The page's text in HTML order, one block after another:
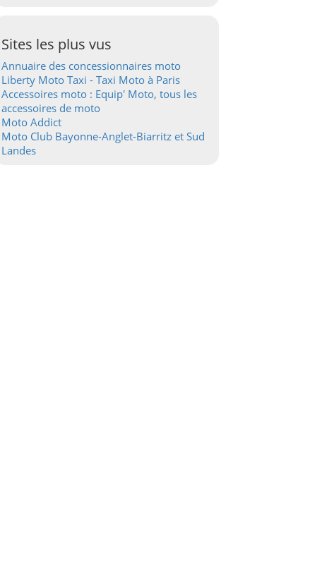
Sites les plus vus
Annuaire des concessionnaires moto
Liberty Moto Taxi - Taxi Moto à Paris
Accessoires moto : Equip' Moto, tous les
accessoires de moto
Moto Addict
Moto Club Bayonne-Anglet-Biarritz et Sud
Landes